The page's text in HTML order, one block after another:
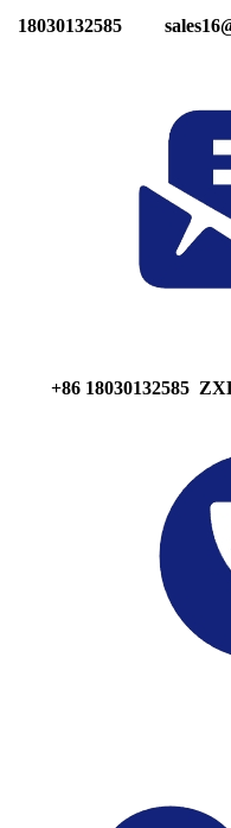
18030132585
+86 18030132585